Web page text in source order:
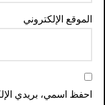
الموقع الإلكتروني
احفظ اسمي، بريدي